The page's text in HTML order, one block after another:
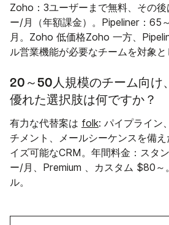
Zoho：3ユーザーまで無料、その
ー/月（年額課金）。Pipeliner：65
月。Zoho 低価格Zoho 一方、
ル営業機能が必要なチームを対象と
20～50人規模のチーム向け
優れた選択肢は何ですか？
有力な代替案は folk: パイプライン
チメント、メールシーケンスを備
イズ可能なCRM。年間料金：スタ
ー/月、Premium 、カスタム $80～
ル。